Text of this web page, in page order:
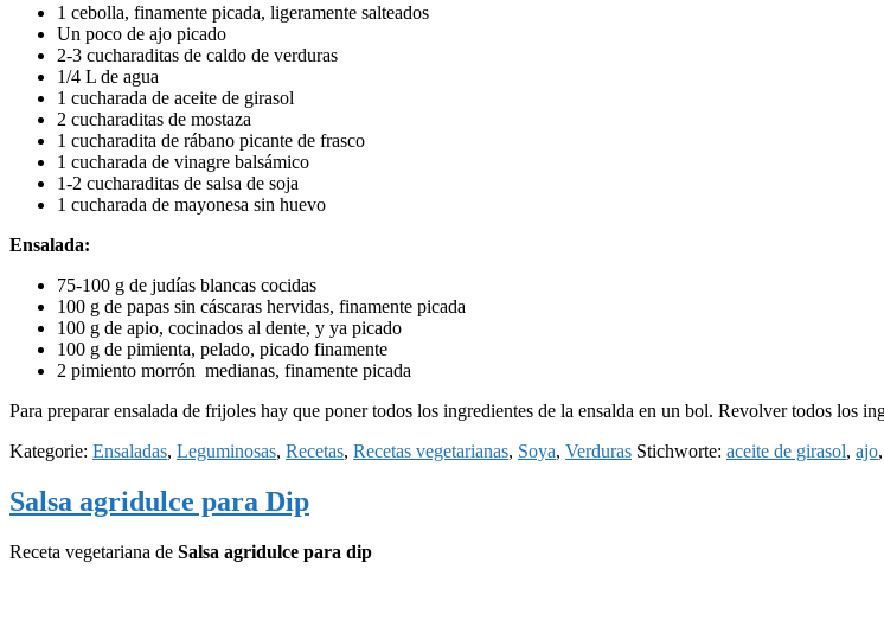
1 cebolla, finamente picada, ligeramente salteados
Un poco de ajo picado
2-3 cucharaditas de caldo de verduras
1/4 L de agua
1 cucharada de aceite de girasol
2 cucharaditas de mostaza
1 cucharadita de rábano picante de frasco
1 cucharada de vinagre balsámico
1-2 cucharaditas de salsa de soja
1 cucharada de mayonesa sin huevo
Ensalada:
75-100 g de judías blancas cocidas
100 g de papas sin cáscaras hervidas, finamente picada
100 g de apio, cocinados al dente, y ya picado
100 g de pimienta, pelado, picado finamente
2 pimiento morrón medianas, finamente picada
Para preparar ensalada de frijoles hay que poner todos los ingredientes de la ensalda en un bol. Revolver todos los
Kategorie: Ensaladas, Leguminosas, Recetas, Recetas vegetarianas, Soya, Verduras Stichworte: aceite de girasol, ajo,
Salsa agridulce para Dip
Receta vegetariana de Salsa agridulce para dip